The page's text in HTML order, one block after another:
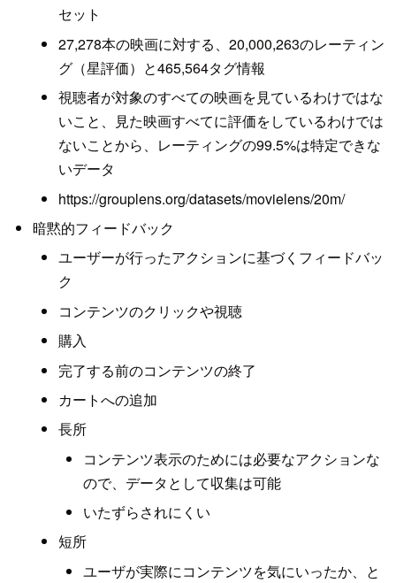
セット
27,278本の映画に対する、20,000,263のレーティン
グ（星評価）と465,564タグ情報
視聴者が対象のすべての映画を見ているわけではな
いこと、見た映画すべてに評価をしているわけでは
ないことから、レーティングの99.5%は特定できな
いデータ
https://grouplens.org/datasets/movielens/20m/
暗黙的フィードバック
ユーザーが行ったアクションに基づくフィードバッ
ク
コンテンツのクリックや視聴
購入
完了する前のコンテンツの終了
カートへの追加
長所
コンテンツ表示のためには必要なアクションな
ので、データとして収集は可能
いたずらされにくい
短所
ユーザが実際にコンテンツを気にいったか、と